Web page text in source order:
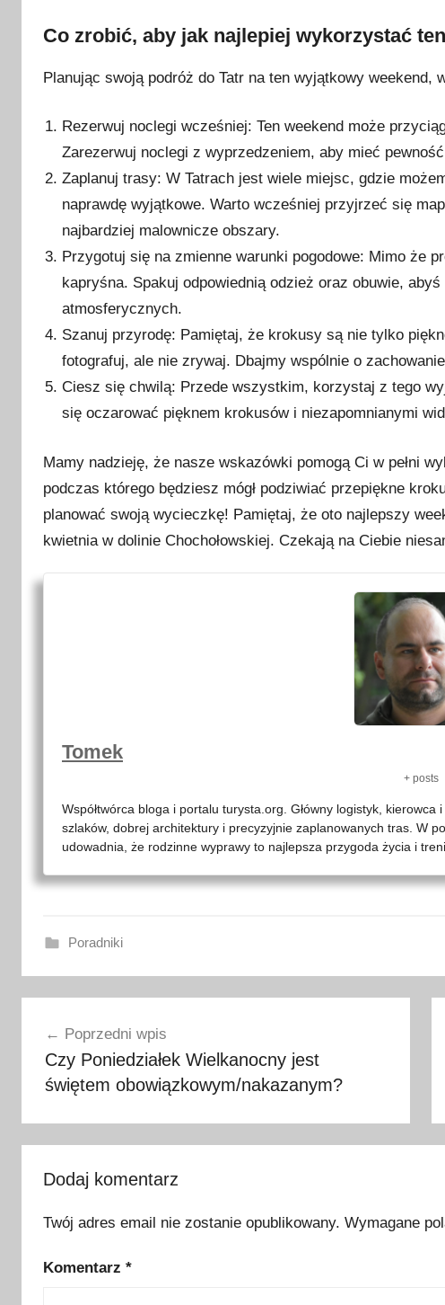
Co zrobić, aby jak najlepiej wykorzystać
Planując swoją podróż do Tatr na ten wyjątkowy
Rezerwuj noclegi wcześniej: Ten weekend może
Zarezerwuj noclegi z wyprzedzeniem, aby mieć
Zaplanuj trasy: W Tatrach jest wiele miejsc, gdzie
naprawdę wyjątkowe. Warto wcześniej przyjrzeć się
najbardziej malownicze obszary.
Przygotuj się na zmienne warunki pogodowe: Mimo że
kapryśna. Spakuj odpowiednią odzież oraz obuwie,
atmosferycznych.
Szanuj przyrodę: Pamiętaj, że krokusy są nie tylko
fotografuj, ale nie zrywaj. Dbajmy wspólnie o
Ciesz się chwilą: Przede wszystkim, korzystaj z tego
się oczarować pięknem krokusów i niezapomnianymi
Mamy nadzieję, że nasze wskazówki pomogą Ci w pełni
podczas którego będziesz mógł podziwiać przepiękne
planować swoją wycieczkę! Pamiętaj, że oto najlepszy
kwietnia w dolinie Chochołowskiej. Czekają na Ciebie
Tomek
+ posts
Współtwórca bloga i portalu turysta.org. Główny logistyk,
szlaków, dobrej architektury i precyzyjnie zaplanowanych tras. W
udowadnia, że rodzinne wyprawy to najlepsza przygoda życia i
Poradniki
o
k
u
p
d
ó
wpisuPoprzedni wpis
Czy Poniedziałek Wielkanocny jest
świętem obowiązkowym/nakazanym?
Dodaj komentarz
Twój adres email nie zostanie opublikowany. Wymagane
Komentarz *